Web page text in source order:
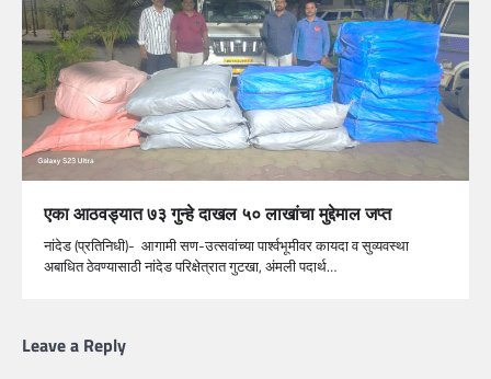
एका आठवड्यात ७३ गुन्हे दाखल ५० लाखांचा मुद्देमाल जप्त
नांदेड (प्रतिनिधी)- आगामी सण-उत्सवांच्या पार्श्वभूमीवर कायदा व सुव्यवस्था
अबाधित ठेवण्यासाठी नांदेड परिक्षेत्रात गुटखा, अंमली पदार्थ…
Leave a Reply